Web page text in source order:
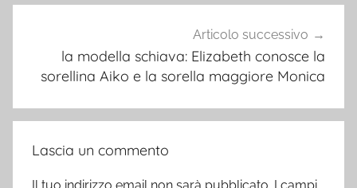
Articolo successivo
la modella schiava: Elizabeth conosce la
sorellina Aiko e la sorella maggiore Monica
Lascia un commento
Il tuo indirizzo email non sarà pubblicato. I campi